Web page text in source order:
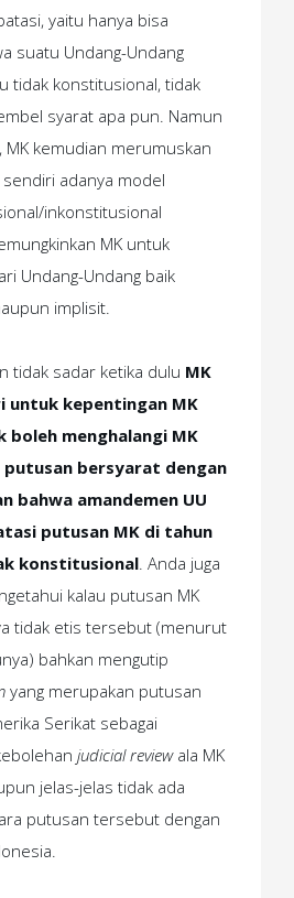
yaitu hanya bisa
suatu Undang-Undang
tidak konstitusional, tidak
syarat apa pun. Namun
MK kemudian merumuskan
adanya model
inkonstitusional
MK untuk
Undang-Undang baik
implisit.
tidak sadar ketika dulu MK
untuk kepentingan MK
boleh menghalangi MK
bersyarat dengan
bahwa amandemen UU
putusan MK di tahun
konstitusional. Anda juga
kalau putusan MK
tidak etis tersebut (menurut
bahkan mengutip
yang merupakan putusan
Serikat sebagai
judicial review ala MK
jelas-jelas tidak ada
putusan tersebut dengan